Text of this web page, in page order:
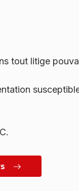
tout litige